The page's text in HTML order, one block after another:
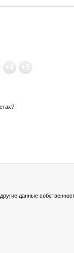
данные